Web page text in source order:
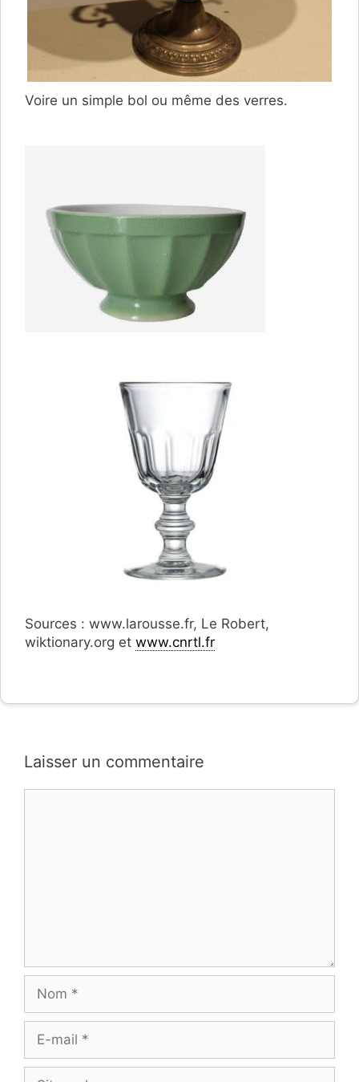
Voire un simple bol ou même des verres.
Sources : www.larousse.fr, Le Robert,
wiktionary.org et www.cnrtl.fr
Laisser un commentaire
mail